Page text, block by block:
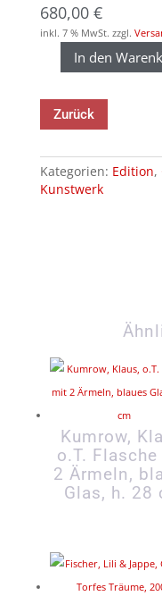
680,00 €
inkl. 7 % MwSt. zzgl.
-
Kreis
Kosmos
V,
2016
In den
Zurück
Kategorien: Edition,
Kunstwerk
Kumrow,
o.T.
2 Ärmeln,
Glas, h. 28